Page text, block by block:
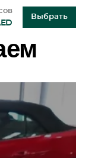
Выбрать